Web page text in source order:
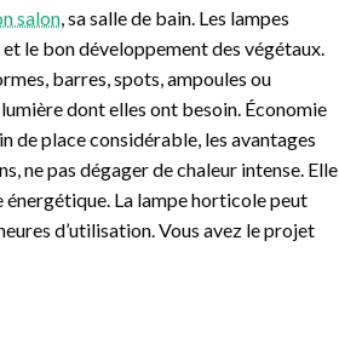
salon, sa salle de bain. Les lampes
le bon développement des végétaux.
barres, spots, ampoules ou
dont elles ont besoin. Économie
de place considérable, les avantages
ne pas dégager de chaleur intense. Elle
énergétique. La lampe horticole peut
d’utilisation. Vous avez le projet